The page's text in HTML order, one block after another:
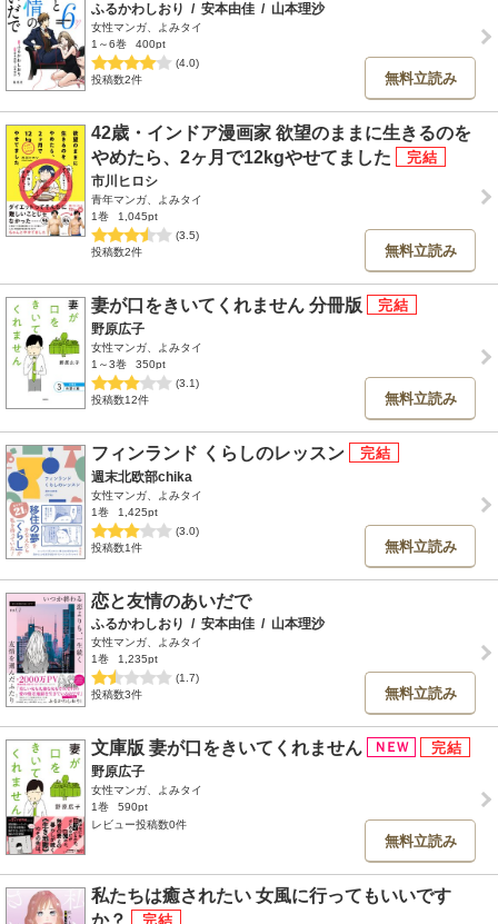
ふるかわしおり / 安本由佳 / 山本理沙
女性マンガ、よみタイ
1～6巻
400pt
(4.0)
投稿数2件
無料立読み
42歳・インドア漫画家 欲望のままに生きるのを
やめたら、2ヶ月で12kgやせてました
市川ヒロシ
青年マンガ、よみタイ
1巻
1,045pt
(3.5)
投稿数2件
無料立読み
妻が口をきいてくれません 分冊版
野原広子
女性マンガ、よみタイ
1～3巻
350pt
(3.1)
投稿数12件
無料立読み
フィンランド くらしのレッスン
週末北欧部chika
女性マンガ、よみタイ
1巻
1,425pt
(3.0)
投稿数1件
無料立読み
恋と友情のあいだで
ふるかわしおり / 安本由佳 / 山本理沙
女性マンガ、よみタイ
1巻
1,235pt
(1.7)
投稿数3件
無料立読み
文庫版 妻が口をきいてくれません
野原広子
女性マンガ、よみタイ
1巻
590pt
レビュー投稿数0件
無料立読み
私たちは癒されたい 女風に行ってもいいです